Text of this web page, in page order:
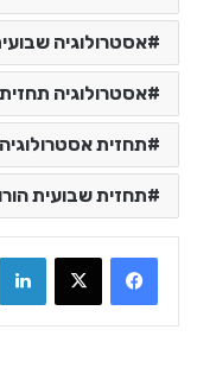
אסטרולוגיה
אסטרולוגיה
תחזית
תחזית שבועית